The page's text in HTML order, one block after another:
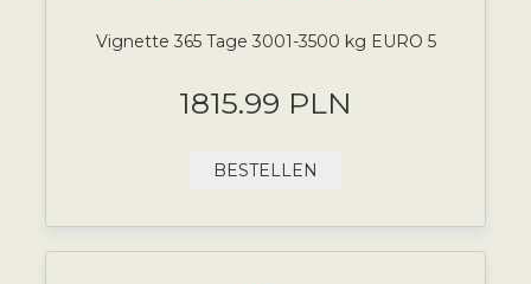
Vignette 365 Tage 3001-3500 kg EURO 5
1815.99 PLN
BESTELLEN